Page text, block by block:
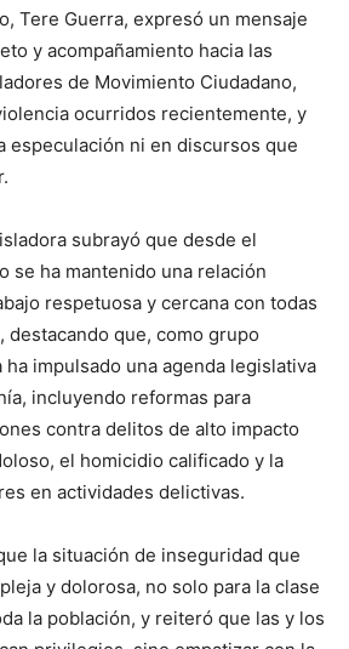
Tere Guerra, expresó un mensaje
y acompañamiento hacia las
de Movimiento Ciudadano,
ocurridos recientemente, y
especulación ni en discursos que
subrayó que desde el
se ha mantenido una relación
respetuosa y cercana con todas
destacando que, como grupo
impulsado una agenda legislativa
incluyendo reformas para
contra delitos de alto impacto
el homicidio calificado y la
en actividades delictivas.
la situación de inseguridad que
y dolorosa, no solo para la clase
la población, y reiteró que las y los